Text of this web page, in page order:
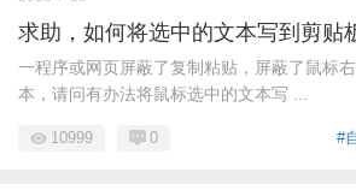
求助，如何将选中的文本写到剪贴
一程序或网页屏蔽了复制粘贴，屏蔽了鼠标
本，请问有办法将鼠标选中的文本写 ...
#
10999 0